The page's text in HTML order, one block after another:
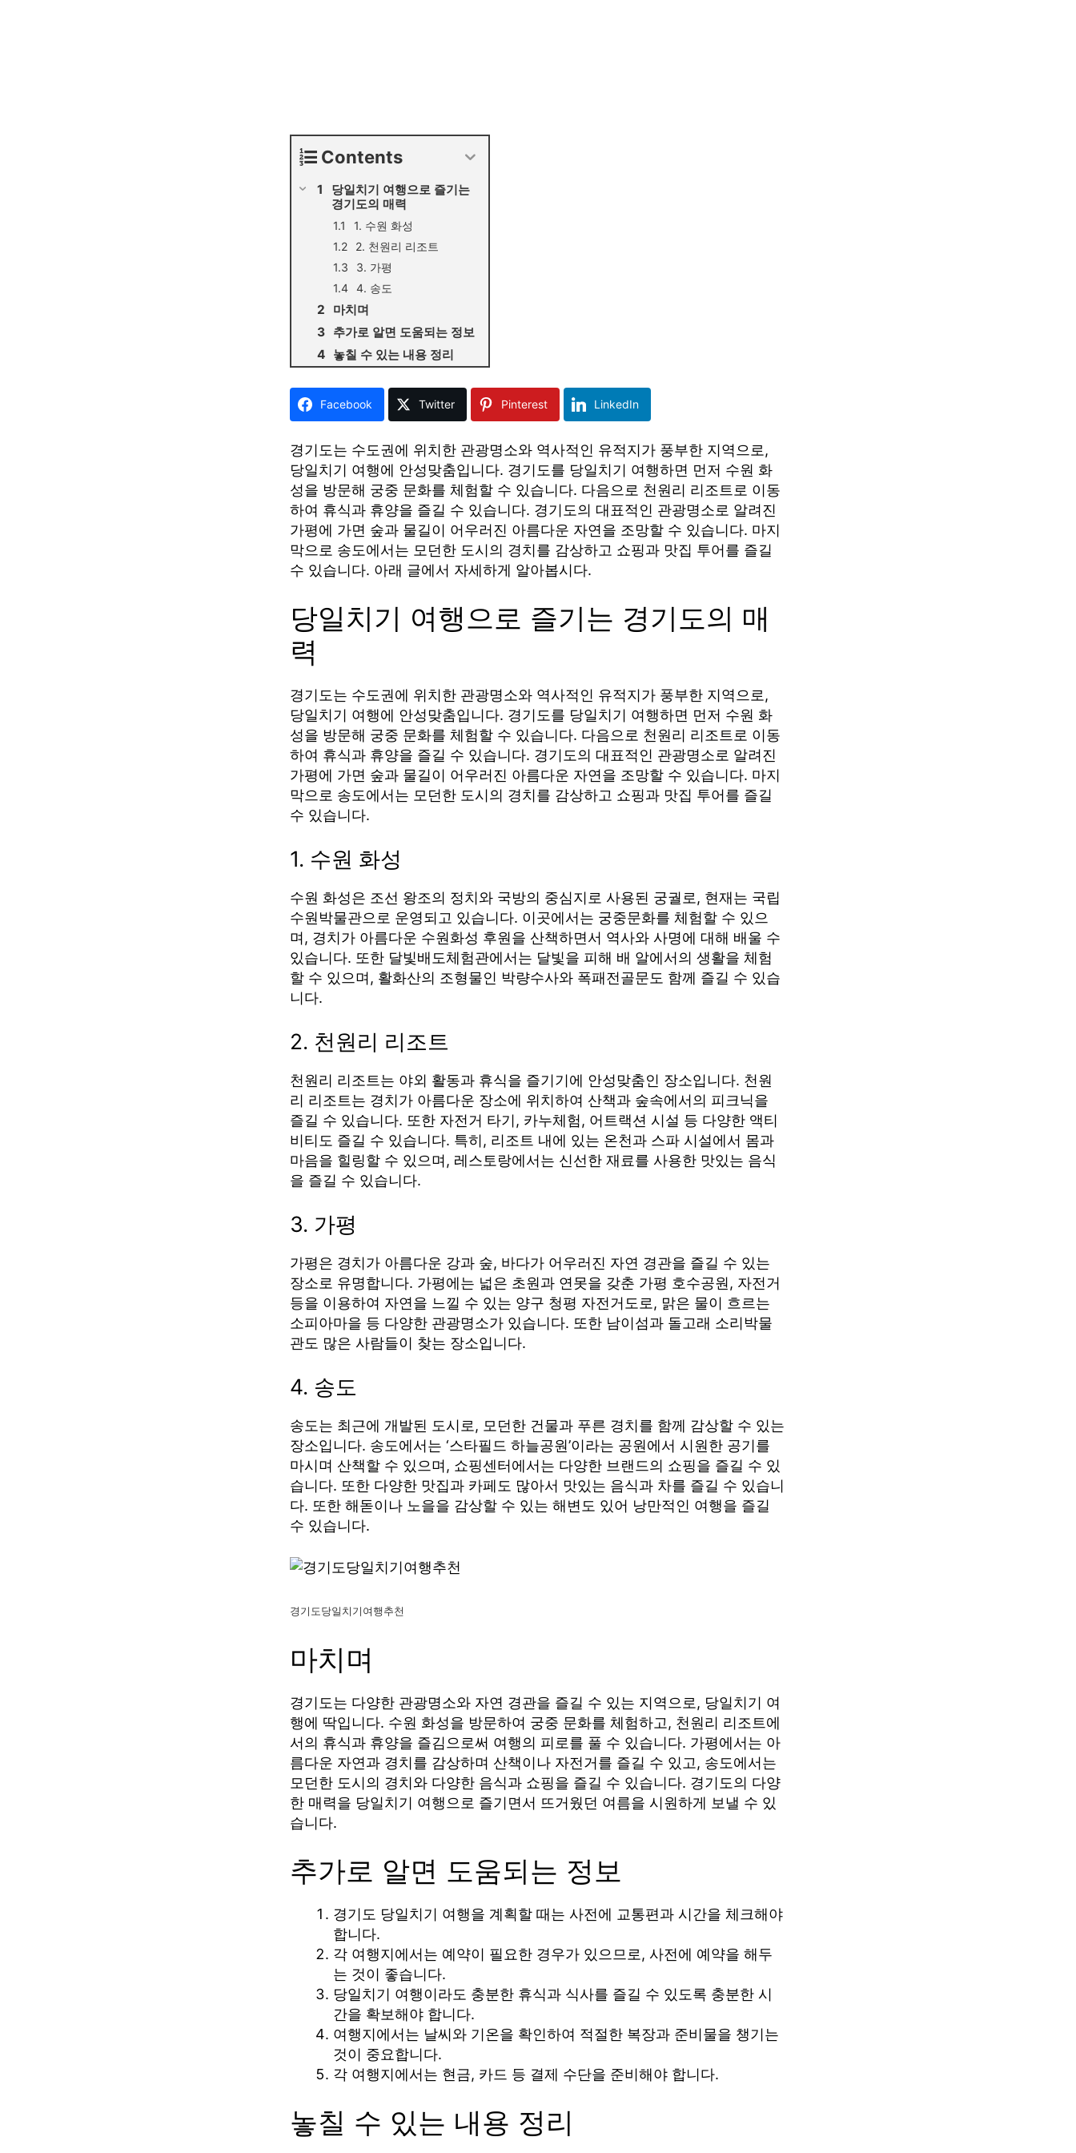
Contents
당일치기 여행으로 즐기는
경기도의 매력
1. 수원 화성
2. 천원리 리조트
3. 가평
4. 송도
마치며
추가로 알면 도움되는 정보
놓칠 수 있는 내용 정리
Facebook Twitter Pinterest LinkedIn
경기도는 수도권에 위치한 관광명소와 역사적인 유적지가 풍부한 지역으로,
당일치기 여행에 안성맞춤입니다. 경기도를 당일치기 여행하면 먼저 수원 화
성을 방문해 궁중 문화를 체험할 수 있습니다. 다음으로 천원리 리조트로 이동
하여 휴식과 휴양을 즐길 수 있습니다. 경기도의 대표적인 관광명소로 알려진
가평에 가면 숲과 물길이 어우러진 아름다운 자연을 조망할 수 있습니다. 마지
막으로 송도에서는 모던한 도시의 경치를 감상하고 쇼핑과 맛집 투어를 즐길
수 있습니다. 아래 글에서 자세하게 알아봅시다.
당일치기 여행으로 즐기는 경기도의 매
력
경기도는 수도권에 위치한 관광명소와 역사적인 유적지가 풍부한 지역으로,
당일치기 여행에 안성맞춤입니다. 경기도를 당일치기 여행하면 먼저 수원 화
성을 방문해 궁중 문화를 체험할 수 있습니다. 다음으로 천원리 리조트로 이동
하여 휴식과 휴양을 즐길 수 있습니다. 경기도의 대표적인 관광명소로 알려진
가평에 가면 숲과 물길이 어우러진 아름다운 자연을 조망할 수 있습니다. 마지
막으로 송도에서는 모던한 도시의 경치를 감상하고 쇼핑과 맛집 투어를 즐길
수 있습니다.
1. 수원 화성
수원 화성은 조선 왕조의 정치와 국방의 중심지로 사용된 궁궐로, 현재는 국립
수원박물관으로 운영되고 있습니다. 이곳에서는 궁중문화를 체험할 수 있으
며, 경치가 아름다운 수원화성 후원을 산책하면서 역사와 사명에 대해 배울 수
있습니다. 또한 달빛배도체험관에서는 달빛을 피해 배 알에서의 생활을 체험
할 수 있으며, 활화산의 조형물인 박량수사와 폭패전골문도 함께 즐길 수 있습
니다.
2. 천원리 리조트
천원리 리조트는 야외 활동과 휴식을 즐기기에 안성맞춤인 장소입니다. 천원
리 리조트는 경치가 아름다운 장소에 위치하여 산책과 숲속에서의 피크닉을
즐길 수 있습니다. 또한 자전거 타기, 카누체험, 어트랙션 시설 등 다양한 액티
비티도 즐길 수 있습니다. 특히, 리조트 내에 있는 온천과 스파 시설에서 몸과
마음을 힐링할 수 있으며, 레스토랑에서는 신선한 재료를 사용한 맛있는 음식
을 즐길 수 있습니다.
3. 가평
가평은 경치가 아름다운 강과 숲, 바다가 어우러진 자연 경관을 즐길 수 있는
장소로 유명합니다. 가평에는 넓은 초원과 연못을 갖춘 가평 호수공원, 자전거
등을 이용하여 자연을 느낄 수 있는 양구 청평 자전거도로, 맑은 물이 흐르는
소피아마을 등 다양한 관광명소가 있습니다. 또한 남이섬과 돌고래 소리박물
관도 많은 사람들이 찾는 장소입니다.
4. 송도
송도는 최근에 개발된 도시로, 모던한 건물과 푸른 경치를 함께 감상할 수 있는
장소입니다. 송도에서는 ‘스타필드 하늘공원’이라는 공원에서 시원한 공기를
마시며 산책할 수 있으며, 쇼핑센터에서는 다양한 브랜드의 쇼핑을 즐길 수 있
습니다. 또한 다양한 맛집과 카페도 많아서 맛있는 음식과 차를 즐길 수 있습니
다. 또한 해돋이나 노을을 감상할 수 있는 해변도 있어 낭만적인 여행을 즐길
수 있습니다.
경기도당일치기여행추천
마치며
경기도는 다양한 관광명소와 자연 경관을 즐길 수 있는 지역으로, 당일치기 여
행에 딱입니다. 수원 화성을 방문하여 궁중 문화를 체험하고, 천원리 리조트에
서의 휴식과 휴양을 즐김으로써 여행의 피로를 풀 수 있습니다. 가평에서는 아
름다운 자연과 경치를 감상하며 산책이나 자전거를 즐길 수 있고, 송도에서는
모던한 도시의 경치와 다양한 음식과 쇼핑을 즐길 수 있습니다. 경기도의 다양
한 매력을 당일치기 여행으로 즐기면서 뜨거웠던 여름을 시원하게 보낼 수 있
습니다.
추가로 알면 도움되는 정보
경기도 당일치기 여행을 계획할 때는 사전에 교통편과 시간을 체크해야
합니다.
각 여행지에서는 예약이 필요한 경우가 있으므로, 사전에 예약을 해두
는 것이 좋습니다.
당일치기 여행이라도 충분한 휴식과 식사를 즐길 수 있도록 충분한 시
간을 확보해야 합니다.
여행지에서는 날씨와 기온을 확인하여 적절한 복장과 준비물을 챙기는
것이 중요합니다.
각 여행지에서는 현금, 카드 등 결제 수단을 준비해야 합니다.
놓칠 수 있는 내용 정리